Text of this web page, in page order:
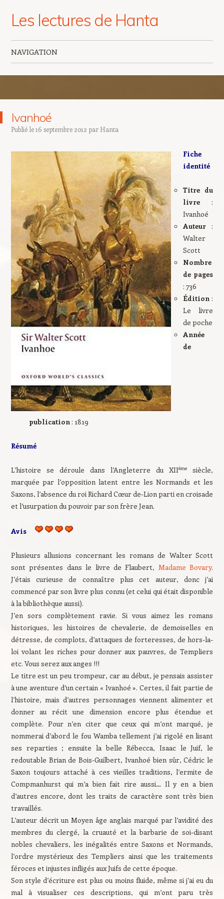
Les lectures de Hanta
NAVIGATION
Ivanhoé
Publié le16 septembre 2012 par Hanta
Fiche
identité
Titre du
livre:
Ivanhoé
Auteur:
Walter
Scott
Nombre
de pages
: 736
Édition:
Le livre
de poche
Année
de
publication: 1819
Résumé
L’histoire se déroule dans l’Angleterre du XIIème
siècle,
marquée par l’opposition latent entre les Normands et les
Saxons, l’absence du roi Richard Cœur de-Lion parti en croisade
et l’usurpation du pouvoir par son frère Jean.
Avis
Plusieurs allusions concernant les romans de Walter Scott
sont présentes dans le livre de Flaubert, Madame Bovary.
J’étais curieuse de connaître plus cet auteur, donc j’ai
commencé par son livre plus connu (et celui qui était disponible
à la bibliothèque aussi).
J’en sors complètement ravie. Si vous aimez les romans
historiques, les histoires de chevalerie, de demoiselles en
détresse, de complots, d’attaques de forteresses, de hors-la-
loi volant les riches pour donner aux pauvres, de Templiers
etc. Vous serez aux anges !!!
Le titre est un peu trompeur, car au début, je pensais assister
à une aventure d’un certain « Ivanhoé ». Certes, il fait partie de
l’histoire, mais d’autres personnages viennent alimenter et
donner au récit une dimension encore plus étendue et
complète. Pour n’en citer que ceux qui m’ont marqué, je
nommerai d’abord le fou Wamba tellement j’ai rigolé en lisant
ses reparties ; ensuite la belle Rébecca, Isaac le Juif, le
redoutable Brian de Bois-Guilbert, Ivanhoé bien sûr, Cédric le
Saxon toujours attaché à ces vieilles traditions, l’ermite de
Compmanhurst qui m’a bien fait rire aussi… Il y en a bien
d’autres encore, dont les traits de caractère sont très bien
travaillés.
L’auteur décrit un Moyen âge anglais marqué par l’avidité des
membres du clergé, la cruauté et la barbarie de soi-disant
nobles chevaliers, les inégalités entre Saxons et Normands,
l’ordre mystérieux des Templiers ainsi que les traitements
féroces et injustes infligés aux Juifs de cette époque.
Son style d’écriture est plus ou moins fluide, même si j’ai eu du
mal à visualiser ces descriptions, qui m’ont paru très